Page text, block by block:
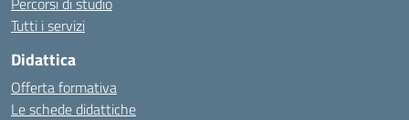
Tutti i servizi
Didattica
Offerta formativa
Le schede didattiche